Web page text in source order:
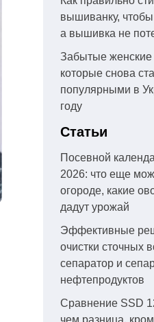
вышиванку, чтобы
а вышивка не
Забытые женские
которые снова
популярными в
году
Статьи
Посевной
2026: что еще
огороде, какие
дадут урожай
Эффективные
очистки сточных
сепаратор и
нефтепродуктов
Сравнение SSD
чем разница,